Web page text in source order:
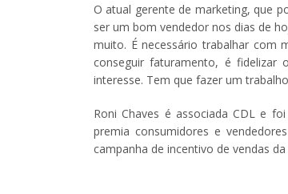
O atual gerente de marketing, que
ser um bom vendedor nos dias de
muito. É necessário trabalhar com
conseguir faturamento, é
interesse. Tem que fazer um
Roni Chaves é associada CDL e
premia consumidores e
campanha de incentivo de vendas